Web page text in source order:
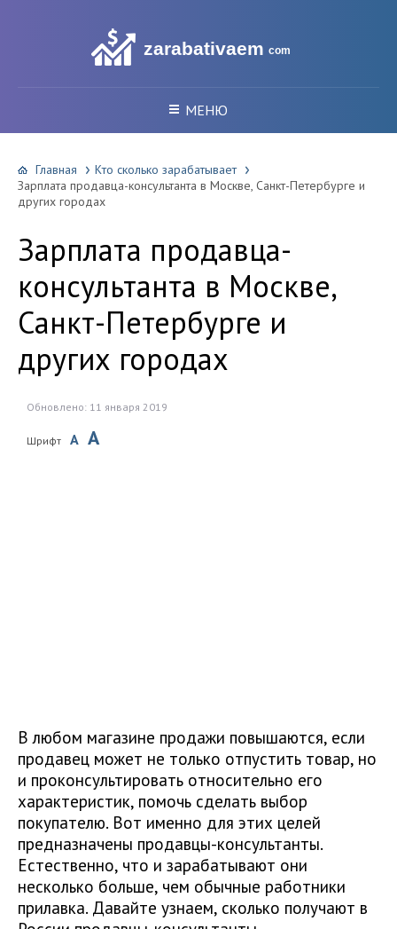
zarabativaem com
МЕНЮ
Главная
Кто сколько зарабатывает
Зарплата продавца-консультанта в Москве, Санкт-Петербурге и
других городах
Зарплата продавца-
консультанта в Москве,
Санкт-Петербурге и
других городах
Обновлено: 11 января 2019
Шрифт A A
В любом магазине продажи повышаются, если
продавец может не только отпустить товар, но
и проконсультировать относительно его
характеристик, помочь сделать выбор
покупателю. Вот именно для этих целей
предназначены продавцы-консультанты.
Естественно, что и зарабатывают они
несколько больше, чем обычные работники
прилавка. Давайте узнаем, сколько получают в